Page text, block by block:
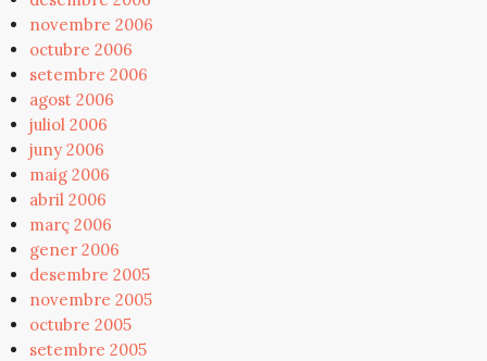
novembre 2006
octubre 2006
setembre 2006
agost 2006
juliol 2006
juny 2006
maig 2006
abril 2006
març 2006
gener 2006
desembre 2005
novembre 2005
octubre 2005
setembre 2005